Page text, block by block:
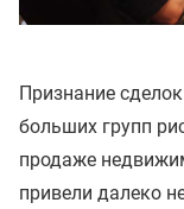
Признание
больших групп
продаже
привели далеко